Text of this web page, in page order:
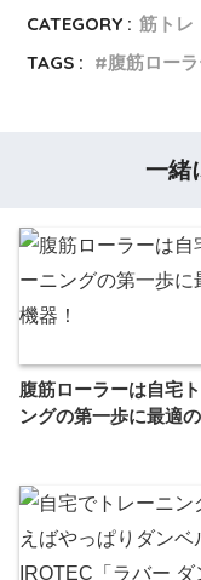
CATEGORY : 筋トレ
TAGS :
腹筋ロー
一緒
腹筋ローラーは自宅
ングの第一歩に最適の